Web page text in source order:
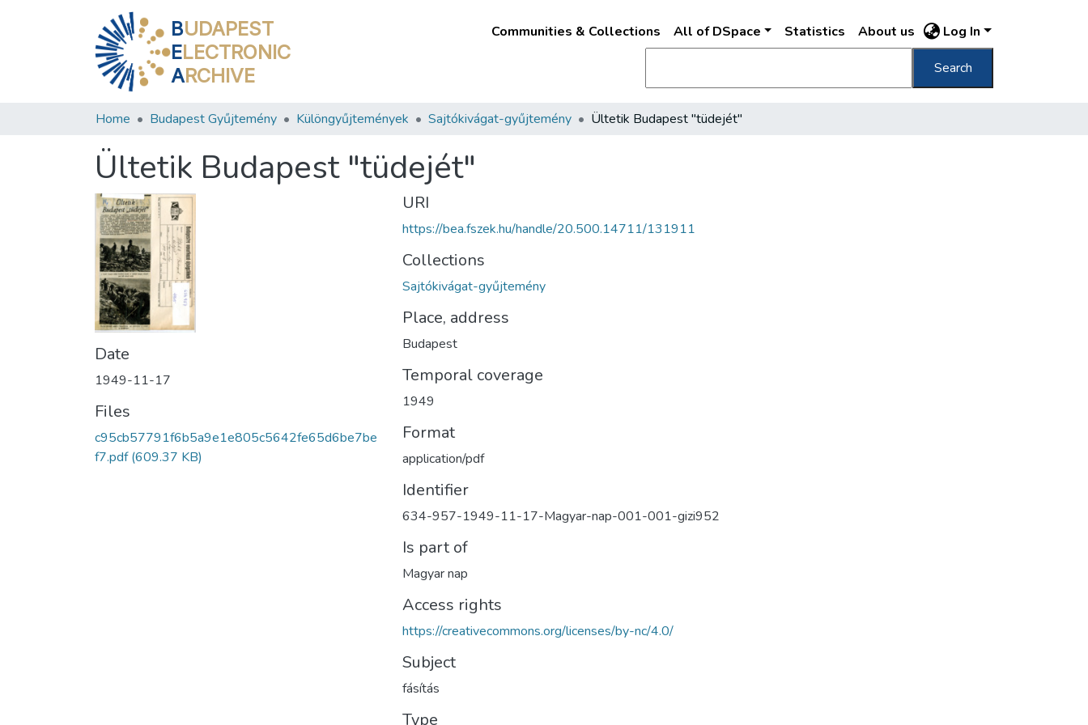
BUDAPEST
ELECTRONIC
ARCHIVE
Communities & Collections All of DSpace Statistics About us Log In
Search
Home Budapest Gyűjtemény Különgyűjtemények Sajtókivágat-gyűjtemény Ültetik Budapest "tüdejét"
Ültetik Budapest "tüdejét"
Date
1949-11-17
Files
c95cb57791f6b5a9e1e805c5642fe65d6be7be
f7.pdf(609.37 KB)
URI
https://bea.fszek.hu/handle/20.500.14711/131911
Collections
Sajtókivágat-gyűjtemény
Place, address
Budapest
Temporal coverage
1949
Format
application/pdf
Identifier
634-957-1949-11-17-Magyar-nap-001-001-gizi952
Is part of
Magyar nap
Access rights
https://creativecommons.org/licenses/by-nc/4.0/
Subject
fásítás
Type